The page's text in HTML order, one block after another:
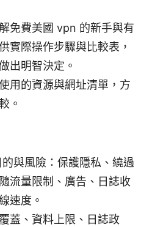
免費美國 vpn 的新手與有
實際操作步驟與比較表，
出明智決定。
用的資源與網址清單，方
。
與風險：保護隱私、繞過
流量限制、廣告、日誌收
速度。
蓋、資料上限、日誌政